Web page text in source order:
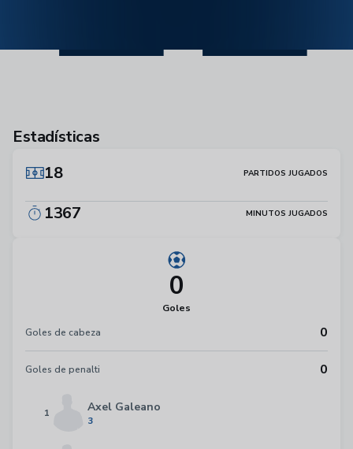
Estadísticas
18
PARTIDOS JUGADOS
1367 MINUTOS JUGADOS
0
Goles
Goles de cabeza
0
Goles de penalti 0
1 Axel Galeano
3